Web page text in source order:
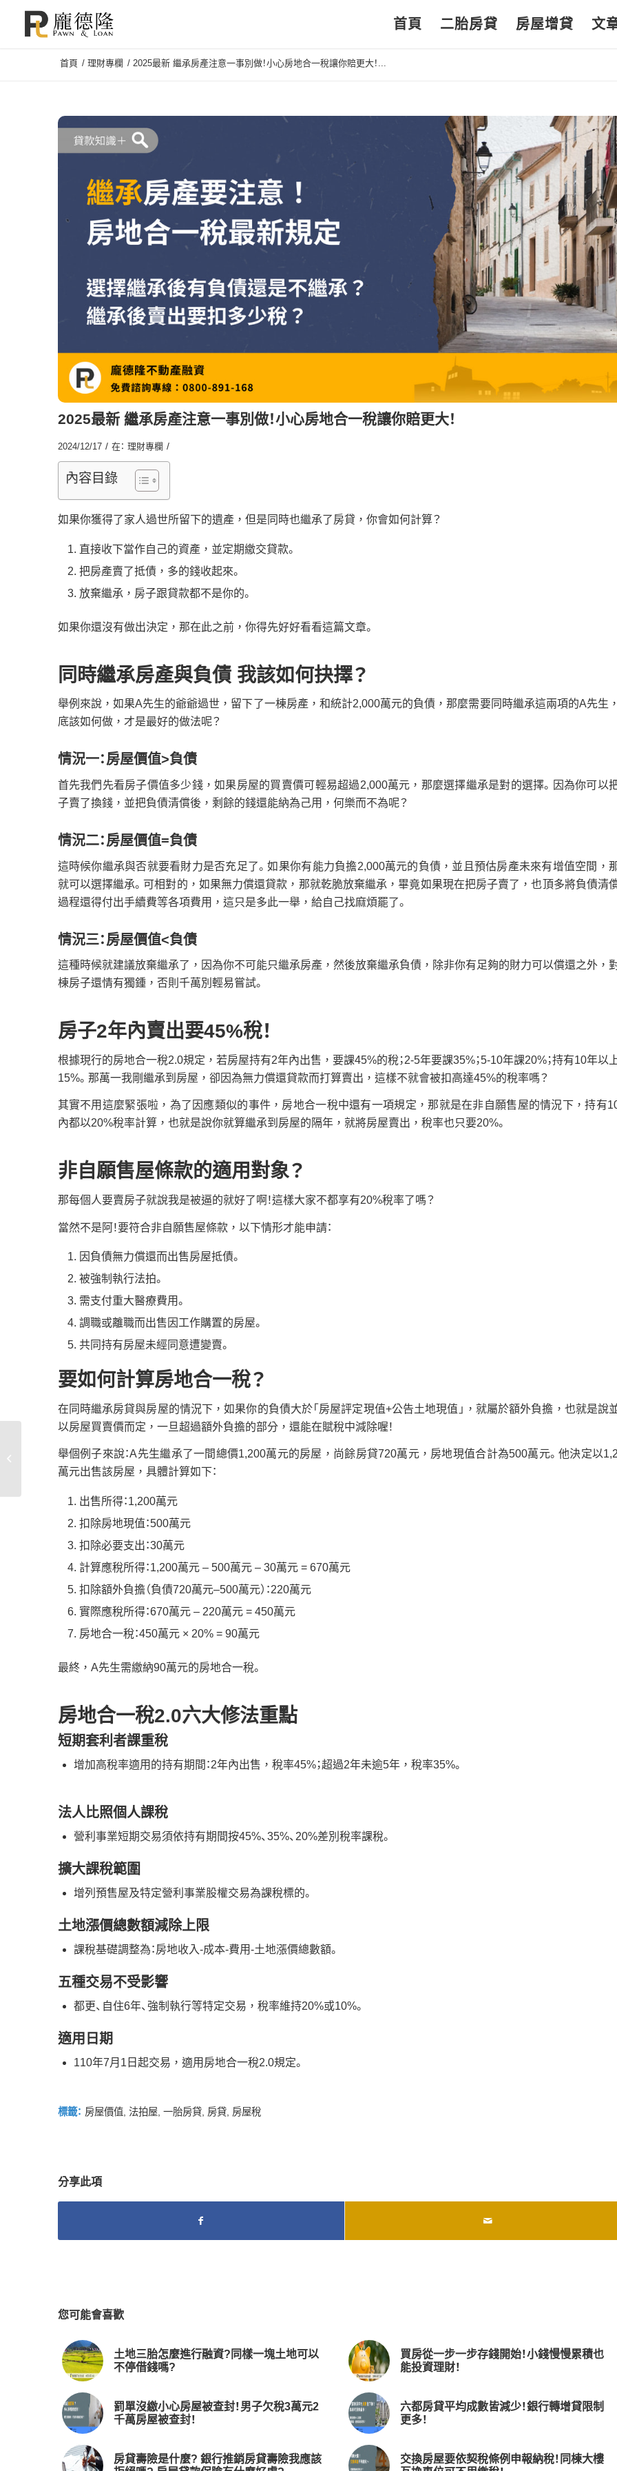
首頁 二胎房貸 房屋增貸 文
首頁 / 理財專欄 / 2025最新 繼承房產注意一事別做！小心房地合一稅讓你賠更大！...
2025最新 繼承房產注意一事別做！小心房地合一稅讓你賠更大！
2024/12/17 / 在： 理財專欄 /
內容目錄
如果你獲得了家人過世所留下的遺產，但是同時也繼承了房貸，你會如何計算？
直接收下當作自己的資產，並定期繳交貸款。
把房產賣了抵債，多的錢收起來。
放棄繼承，房子跟貸款都不是你的。
如果你還沒有做出決定，那在此之前，你得先好好看看這篇文章。
同時繼承房產與負債 我該如何抉擇？
舉例來說，如果A先生的爺爺過世，留下了一棟房產，和統計2,000萬元的負債，那麼需要同時繼承這兩項的A先生
底該如何做，才是最好的做法呢？
情況一：房屋價值>負債
首先我們先看房子價值多少錢，如果房屋的買賣價可輕易超過2,000萬元，那麼選擇繼承是對的選擇。因為你可以
子賣了換錢，並把負債清償後，剩餘的錢還能納為己用，何樂而不為呢？
情況二：房屋價值=負債
這時候你繼承與否就要看財力是否充足了。如果你有能力負擔2,000萬元的負債，並且預估房產未來有增值空間，
就可以選擇繼承。可相對的，如果無力償還貸款，那就乾脆放棄繼承，畢竟如果現在把房子賣了，也頂多將負債清
過程還得付出手續費等各項費用，這只是多此一舉，給自己找麻煩罷了。
情況三：房屋價值<負債
這種時候就建議放棄繼承了，因為你不可能只繼承房產，然後放棄繼承負債，除非你有足夠的財力可以償還之外，
棟房子還情有獨鍾，否則千萬別輕易嘗試。
房子2年內賣出要45%稅！
根據現行的房地合一稅2.0規定，若房屋持有2年內出售，要課45%的稅；2-5年要課35%；5-10年課20%；持有10年以
15%。那萬一我剛繼承到房屋，卻因為無力償還貸款而打算賣出，這樣不就會被扣高達45%的稅率嗎？
其實不用這麼緊張啦，為了因應類似的事件，房地合一稅中還有一項規定，那就是在非自願售屋的情況下，持有
內都以20%稅率計算，也就是說你就算繼承到房屋的隔年，就將房屋賣出，稅率也只要20%。
非自願售屋條款的適用對象？
那每個人要賣房子就說我是被逼的就好了啊！這樣大家不都享有20%稅率了嗎？
當然不是阿！要符合非自願售屋條款，以下情形才能申請：
因負債無力償還而出售房屋抵債。
被強制執行法拍。
需支付重大醫療費用。
調職或離職而出售因工作購置的房屋。
共同持有房屋未經同意遭變賣。
要如何計算房地合一稅？
在同時繼承房貸與房屋的情況下，如果你的負債大於「房屋評定現值+公告土地現值」，就屬於額外負擔，也就是說
以房屋買賣價而定，一旦超過額外負擔的部分，還能在賦稅中減除喔！
舉個例子來說：A先生繼承了一間總價1,200萬元的房屋，尚餘房貸720萬元，房地現值合計為500萬元。他決定以
萬元出售該房屋，具體計算如下：
出售所得：1,200萬元
扣除房地現值：500萬元
扣除必要支出：30萬元
計算應稅所得：1,200萬元 – 500萬元 – 30萬元 = 670萬元
扣除額外負擔（負債720萬元–500萬元）：220萬元
實際應稅所得：670萬元 – 220萬元 = 450萬元
房地合一稅：450萬元 × 20% = 90萬元
最終，A先生需繳納90萬元的房地合一稅。
房地合一稅2.0六大修法重點
短期套利者課重稅
增加高稅率適用的持有期間：2年內出售，稅率45%；超過2年未逾5年，稅率35%。
法人比照個人課稅
營利事業短期交易須依持有期間按45%、35%、20%差別稅率課稅。
擴大課稅範圍
增列預售屋及特定營利事業股權交易為課稅標的。
土地漲價總數額減除上限
課稅基礎調整為：房地收入-成本-費用-土地漲價總數額。
五種交易不受影響
都更、自住6年、強制執行等特定交易，稅率維持20%或10%。
適用日期
110年7月1日起交易，適用房地合一稅2.0規定。
標籤： 房屋價值, 法拍屋, 一胎房貸, 房貸, 房屋稅
分享此項
您可能會喜歡
土地三胎怎麼進行融資?同樣一塊土地可以
不停借錢嗎?
買房從一步一步存錢開始！小錢慢慢累積也
能投資理財！
罰單沒繳小心房屋被查封！男子欠稅3萬元2
千萬房屋被查封！
六都房貸平均成數皆減少！銀行轉增貸限制
更多！
房貸壽險是什麼? 銀行推銷房貸壽險我應該
交換房屋要依契稅條例申報納稅！同棟大樓
察嗎？2025最新警察信